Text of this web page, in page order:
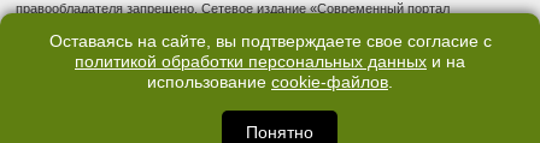
правообладателя запрещено. Сетевое издание «Современный портал
надзору в сфере связи, информационных технологий и массовых коммуникаций
(Роскомнадзор). Регистрационный номер ЭЛ № ФС 77 - 76634 от 02.09.2019
Учредитель: Общество с ограниченной ответственностью "66.ру". Юридический
3, оф. 7015 Фактический адрес редакции и отдела продаж: 620014, Свердловская
обл., г. Екатеринбург, ул. Бориса Ельцина, д. 3, оф. 7015, +7 (343) 288-50-66
Оставаясь на сайте, вы подтверждаете свое согласие с
политикой обработки персональных данных и на
использование cookie-файлов.
Понятно